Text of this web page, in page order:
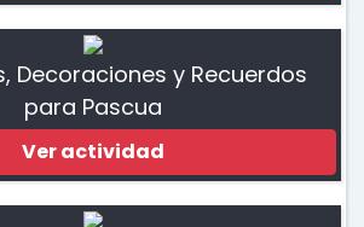
Decoraciones y Recuerdos
para Pascua
Ver actividad